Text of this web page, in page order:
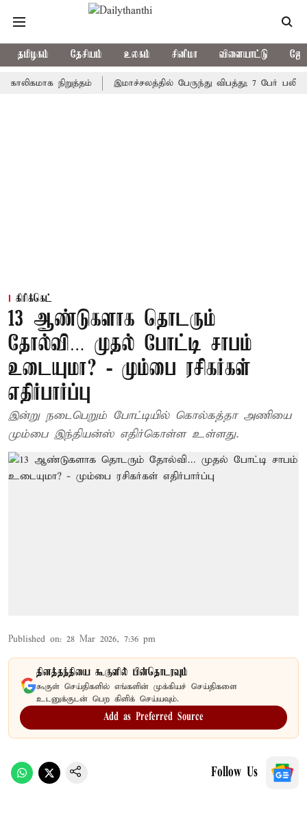
தமிழகம் தேசியம் உலகம் சினிமா விளையாட்டு
நிறுத்தம் இமாச்சலத்தில் பேருந்து விபத்து; 7 பேர் பலி -
கிரிக்கெட்
13 ஆண்டுகளாக தொடரும்
தோல்வி… முதல் போட்டி சாபம்
உடையுமா? - மும்பை ரசிகர்கள்
எதிர்பார்ப்பு
இன்று நடைபெறும் போட்டியில் கொல்கத்தா அணியை
மும்பை இந்தியன்ஸ் எதிர்கொள்ள உள்ளது.
Published on: 28 Mar 2026, 7:36 pm
தினத்தந்தியை கூகுளில் பின்தொடரவும்
கூகுள் செய்திகளில் எங்களின் முக்கியச் செய்திகளை
உடனுக்குடன் பெற கிளிக் செய்யவும்.
Add as Preferred Source
Follow Us